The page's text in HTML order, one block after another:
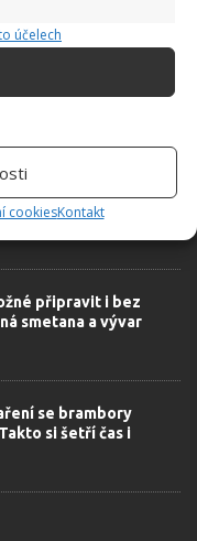
účelech
cookiesKontakt
připravit i bez
smetana a vývar
se brambory
si šetří čas i